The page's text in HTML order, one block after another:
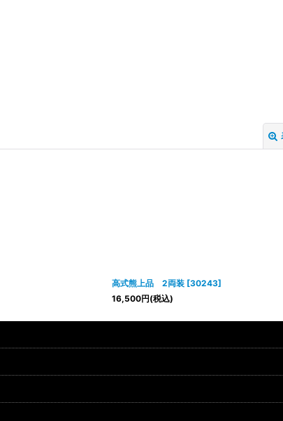
高式熊上品 2両装 [30243]
16,500円(税込)